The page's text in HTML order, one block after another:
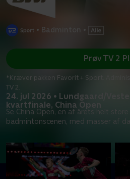
• Badminton •
24. jul 2026 • Lundgaard/
kvartfinale, China Open
Se China Open, en af årets helt
badmintonscenen, med masser af
Prøv TV 2
*Kræver pakken Favorit + Sport.
TV 2.